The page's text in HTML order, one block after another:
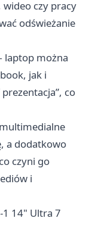
czy pracy
odświeżanie
laptop można
jak i
co
a dodatkowo
czyni go
i
1 14" Ultra 7